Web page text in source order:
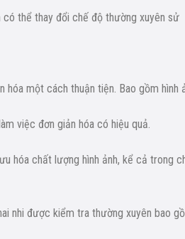
thể thay đổi chế độ thường xuyên sử
một cách thuận tiện. Bao gồm hình
việc đơn giản hóa có hiệu quả.
hóa chất lượng hình ảnh, kể cả trong
nhi được kiểm tra thường xuyên bao